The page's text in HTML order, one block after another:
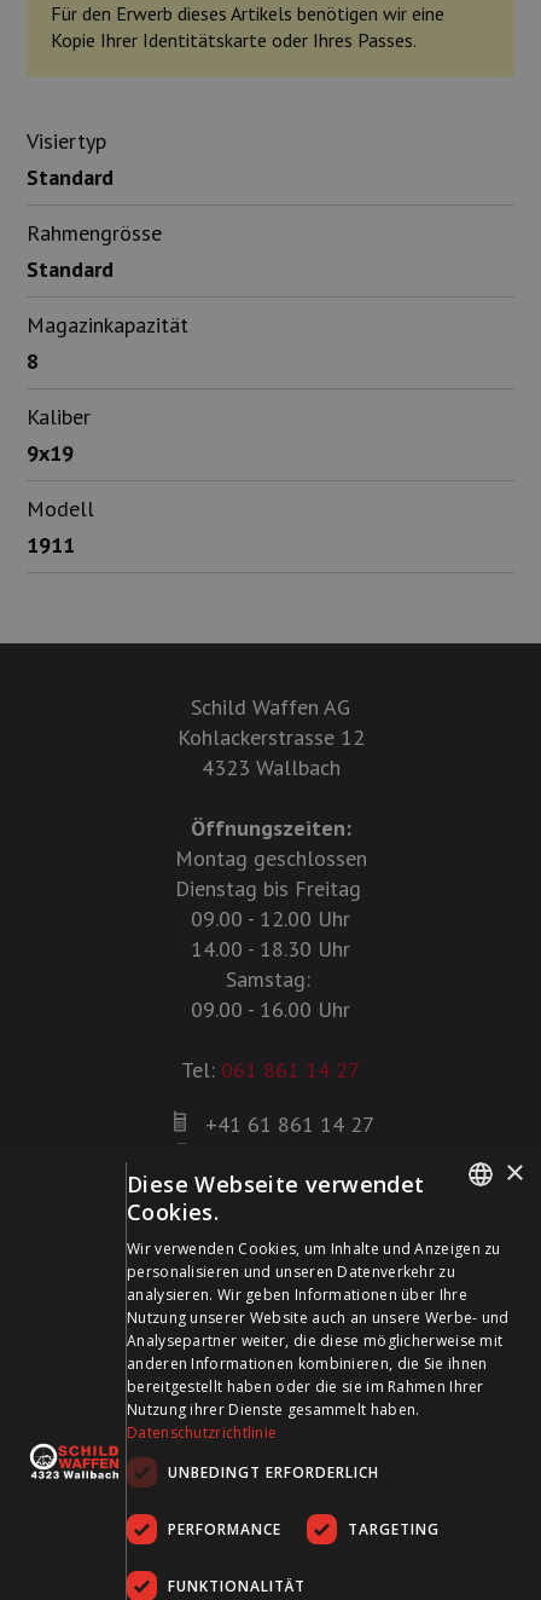
Für den Erwerb dieses Artikels benötigen wir eine
Kopie Ihrer Identitätskarte oder Ihres Passes.
Visiertyp
Standard
Rahmengrösse
Standard
Magazinkapazität
8
Kaliber
9x19
Modell
1911
Schild Waffen AG
Kohlackerstrasse 12
4323 Wallbach
Öffnungszeiten:
Montag geschlossen
Dienstag bis Freitag
09.00 - 12.00 Uhr
14.00 - 18.30 Uhr
Samstag:
09.00 - 16.00 Uhr
Tel: 061 861 14 27
+41 61 861 14 27
info@schildwaffen.ch
Zahlungsmittel
Besuchen Sie uns in den Sozialen Medien und bleiben Sie
auf dem Laufenden!
FRENCH
×
Diese Webseite verwendet
Cookies.
Wir verwenden Cookies, um Inhalte und Anzeigen zu
personalisieren und unseren Datenverkehr zu
analysieren. Wir geben Informationen über Ihre
Nutzung unserer Website auch an unsere Werbe- und
Analysepartner weiter, die diese möglicherweise mit
anderen Informationen kombinieren, die Sie ihnen
bereitgestellt haben oder die sie im Rahmen Ihrer
Nutzung ihrer Dienste gesammelt haben.
Datenschutzrichtlinie
UNBEDINGT ERFORDERLICH
PERFORMANCE TARGETING
FUNKTIONALITÄT